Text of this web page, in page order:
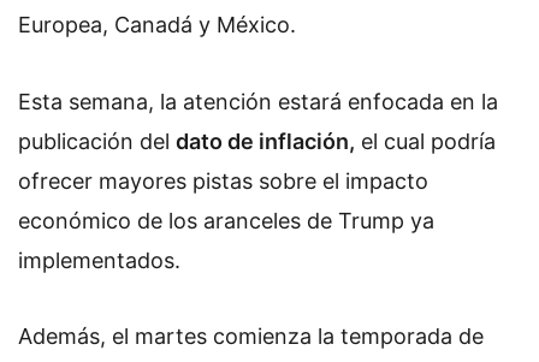
Europea, Canadá y México.
Esta semana, la atención estará enfocada en la
publicación del dato de inflación, el cual podría
ofrecer mayores pistas sobre el impacto
económico de los aranceles de Trump ya
implementados.
Además, el martes comienza la temporada de